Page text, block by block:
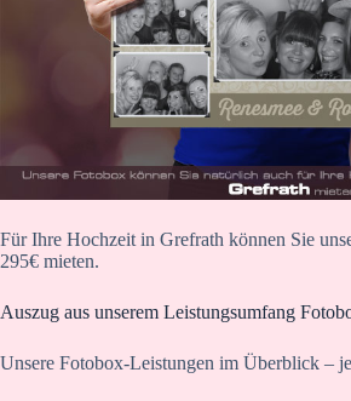
Für Ihre Hochzeit in Grefrath können Sie
295€ mieten.
Auszug aus unserem Leistungsumfang
Unsere Fotobox-Leistungen im Überblick –